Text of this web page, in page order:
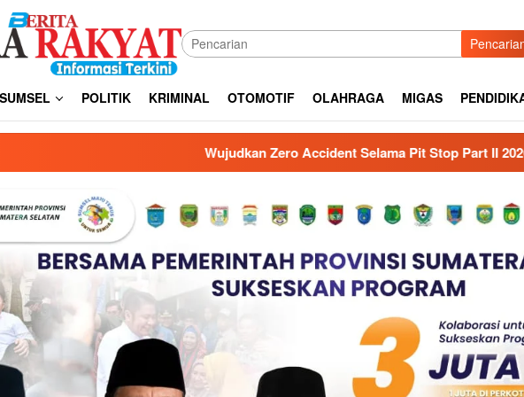
SUMSEL POLITIK KRIMINAL OTOMOTIF OLAHRAGA MIGAS
Zero Accident Selama Pit Stop Part II 2026, Kilang Plaju Tanamkan Budaya